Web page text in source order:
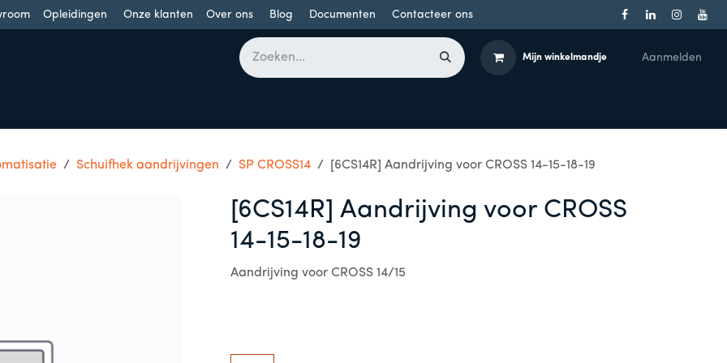
Opleidingen Onze klanten Over ons Blog Documenten Contacteer ons
Mijn winkelmandje Aanmelden
Schuifhek aandrijvingen SP CROSS14 [6CS14R] Aandrijving voor CROSS 14-15-18-19
[6CS14R] Aandrijving voor CROSS
14-15-18-19
Aandrijving voor CROSS 14/15